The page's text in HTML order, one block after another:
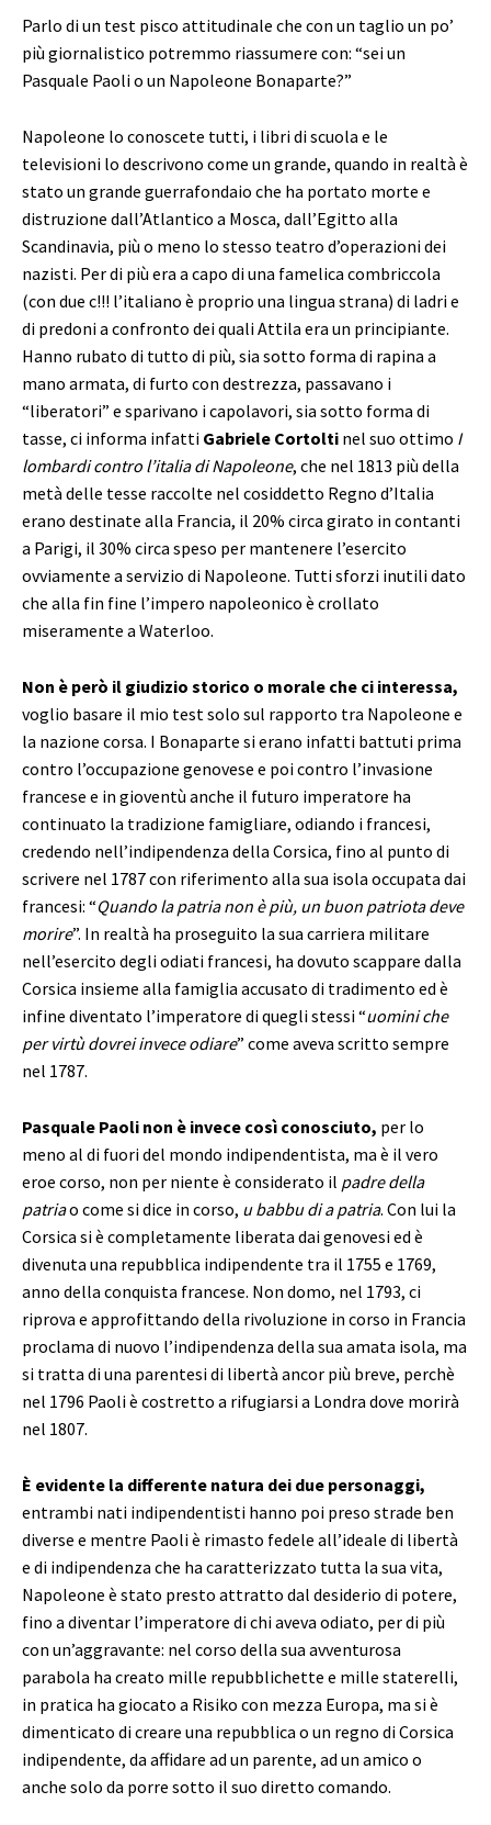
Parlo di un test pisco attitudinale che con un taglio un po’
più giornalistico potremmo riassumere con: “sei un
Pasquale Paoli o un Napoleone Bonaparte?”
Napoleone lo conoscete tutti, i libri di scuola e le
televisioni lo descrivono come un grande, quando in realtà è
stato un grande guerrafondaio che ha portato morte e
distruzione dall’Atlantico a Mosca, dall’Egitto alla
Scandinavia, più o meno lo stesso teatro d’operazioni dei
nazisti. Per di più era a capo di una famelica combriccola
(con due c!!! l’italiano è proprio una lingua strana) di ladri e
di predoni a confronto dei quali Attila era un principiante.
Hanno rubato di tutto di più, sia sotto forma di rapina a
mano armata, di furto con destrezza, passavano i
“liberatori” e sparivano i capolavori, sia sotto forma di
tasse, ci informa infatti Gabriele Cortolti nel suo ottimo I
lombardi contro l’italia di Napoleone, che nel 1813 più della
metà delle tesse raccolte nel cosiddetto Regno d’Italia
erano destinate alla Francia, il 20% circa girato in contanti
a Parigi, il 30% circa speso per mantenere l’esercito
ovviamente a servizio di Napoleone. Tutti sforzi inutili dato
che alla fin fine l’impero napoleonico è crollato
miseramente a Waterloo.
Non è però il giudizio storico o morale che ci interessa,
voglio basare il mio test solo sul rapporto tra Napoleone e
la nazione corsa. I Bonaparte si erano infatti battuti prima
contro l’occupazione genovese e poi contro l’invasione
francese e in gioventù anche il futuro imperatore ha
continuato la tradizione famigliare, odiando i francesi,
credendo nell’indipendenza della Corsica, fino al punto di
scrivere nel 1787 con riferimento alla sua isola occupata dai
francesi: “Quando la patria non è più, un buon patriota deve
morire”. In realtà ha proseguito la sua carriera militare
nell’esercito degli odiati francesi, ha dovuto scappare dalla
Corsica insieme alla famiglia accusato di tradimento ed è
infine diventato l’imperatore di quegli stessi “uomini che
per virtù dovrei invece odiare” come aveva scritto sempre
nel 1787.
Pasquale Paoli non è invece così conosciuto, per lo
meno al di fuori del mondo indipendentista, ma è il vero
eroe corso, non per niente è considerato il padre della
patriao come si dice in corso, u babbu di a patria. Con lui la
Corsica si è completamente liberata dai genovesi ed è
divenuta una repubblica indipendente tra il 1755 e 1769,
anno della conquista francese. Non domo, nel 1793, ci
riprova e approfittando della rivoluzione in corso in Francia
proclama di nuovo l’indipendenza della sua amata isola, ma
si tratta di una parentesi di libertà ancor più breve, perchè
nel 1796 Paoli è costretto a rifugiarsi a Londra dove morirà
nel 1807.
È evidente la differente natura dei due personaggi,
entrambi nati indipendentisti hanno poi preso strade ben
diverse e mentre Paoli è rimasto fedele all’ideale di libertà
e di indipendenza che ha caratterizzato tutta la sua vita,
Napoleone è stato presto attratto dal desiderio di potere,
fino a diventar l’imperatore di chi aveva odiato, per di più
con un’aggravante: nel corso della sua avventurosa
parabola ha creato mille repubblichette e mille staterelli,
in pratica ha giocato a Risiko con mezza Europa, ma si è
dimenticato di creare una repubblica o un regno di Corsica
indipendente, da affidare ad un parente, ad un amico o
anche solo da porre sotto il suo diretto comando.